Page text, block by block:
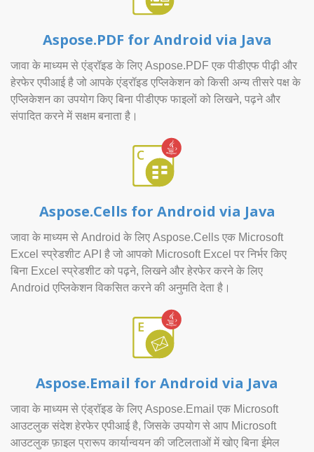
Aspose.PDF for Android via Java
जावा के माध्यम से एंड्रॉइड के लिए Aspose.PDF एक पीडीएफ पीढ़ी और
हेरफेर एपीआई है जो आपके एंड्रॉइड एप्लिकेशन को किसी अन्य तीसरे पक्ष के
एप्लिकेशन का उपयोग किए बिना पीडीएफ फाइलों को लिखने, पढ़ने और
संपादित करने में सक्षम बनाता है।
Aspose.Cells for Android via Java
जावा के माध्यम से Android के लिए Aspose.Cells एक Microsoft
Excel स्प्रेडशीट API है जो आपको Microsoft Excel पर निर्भर किए
बिना Excel स्प्रेडशीट को पढ़ने, लिखने और हेरफेर करने के लिए
Android एप्लिकेशन विकसित करने की अनुमति देता है।
Aspose.Email for Android via Java
जावा के माध्यम से एंड्रॉइड के लिए Aspose.Email एक Microsoft
आउटलुक संदेश हेरफेर एपीआई है, जिसके उपयोग से आप Microsoft
आउटलुक फ़ाइल प्रारूप कार्यान्वयन की जटिलताओं में खोए बिना ईमेल